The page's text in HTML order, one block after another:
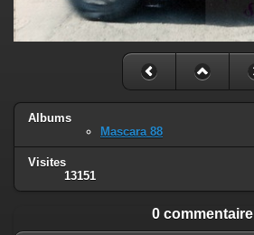
Albums
Mascara 88
Visites
13151
0 commentaire